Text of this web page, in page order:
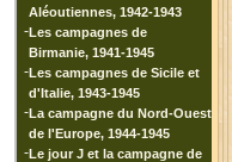
Aléoutiennes, 1942-1943
-Les campagnes de
Birmanie, 1941-1945
-Les campagnes de Sicile et
d'Italie, 1943-1945
-La campagne du Nord-Ouest
de l'Europe, 1944-1945
-Le jour J et la campagne de